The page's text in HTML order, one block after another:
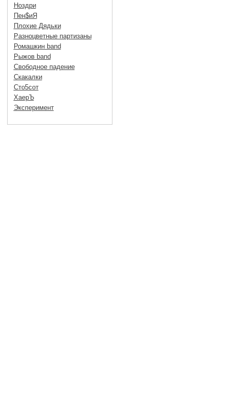
Ноздри
Пен$иЯ
Плохие Дядьки
Разноцветные партизаны
Ромашкин band
Рыжов band
Свободное падение
Скакалки
Сто5сот
ХаерЪ
Эксперимент